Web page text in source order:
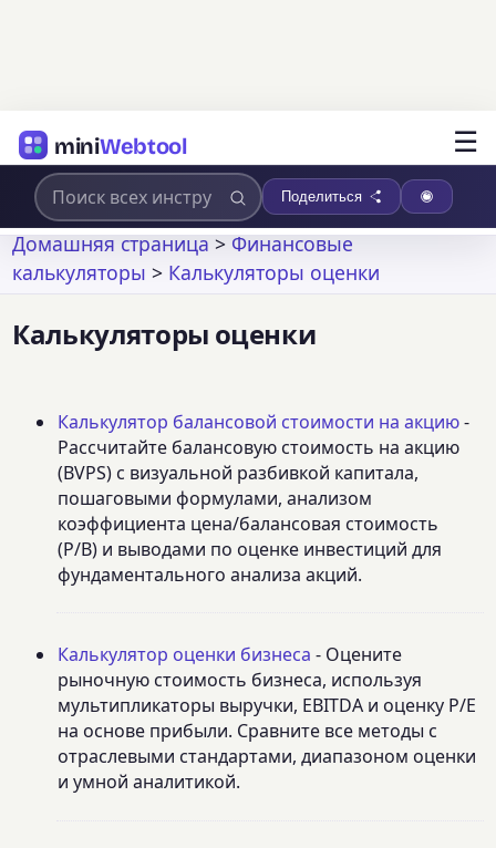
miniWebtool ☰
Поделиться
Домашняя страница>Финансовые
калькуляторы > Калькуляторы оценки
Калькуляторы оценки
Калькулятор балансовой стоимости на акцию-
Рассчитайте балансовую стоимость на акцию
(BVPS) с визуальной разбивкой капитала,
пошаговыми формулами, анализом
коэффициента цена/балансовая стоимость
(P/B) и выводами по оценке инвестиций для
фундаментального анализа акций.
Калькулятор оценки бизнеса - Оцените
рыночную стоимость бизнеса, используя
мультипликаторы выручки, EBITDA и оценку P/E
на основе прибыли. Сравните все методы с
отраслевыми стандартами, диапазоном оценки
и умной аналитикой.